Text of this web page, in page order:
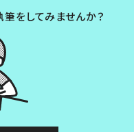
をしてみませんか？